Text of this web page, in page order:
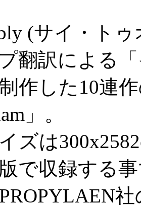
(サイ・ト
翻訳による
作した10連
」。
ズは
で収録する